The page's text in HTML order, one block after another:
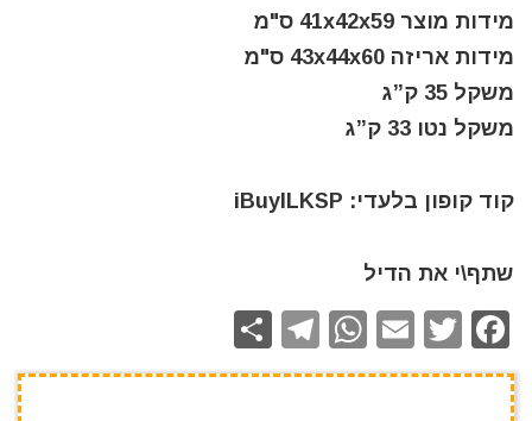
מידות מוצר 41x42x59 ס"מ
מידות אריזה 43x44x60 ס"מ
משקל 35 ק”ג
משקל נטו 33 ק”ג
קוד קופון בלעדי: iBuyILKSP
שתף\י את הדיל
F
a
T
w
E
m
W
h
T
el
h